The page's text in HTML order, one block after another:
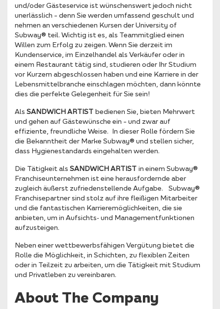
und/oder Gästeservice ist wünschenswert jedoch nicht
unerlässlich – denn Sie werden umfassend geschult und
nehmen an verschiedenen Kursen der University of
Subway® teil. Wichtig ist es, als Teammitglied einen
Willen zum Erfolg zu zeigen. Wenn Sie derzeit im
Kundenservice, im Einzelhandel als Verkäufer oder in
einem Restaurant tätig sind, studieren oder Ihr Studium
vor Kurzem abgeschlossen haben und eine Karriere in der
Lebensmittelbranche einschlagen möchten, dann könnte
dies die perfekte Gelegenheit für Sie sein!
Als SANDWICH ARTIST bedienen Sie, bieten Mehrwert
und gehen auf Gästewünsche ein – und zwar auf
effiziente, freundliche Weise. In dieser Rolle fördern Sie
die Bekanntheit der Marke Subway® und stellen sicher,
dass Hygienestandards eingehalten werden.
Die Tätigkeit als SANDWICH ARTIST in einem Subway®
Franchiseunternehmen ist eine herausfordernde aber
zugleich äußerst zufriedenstellende Aufgabe. Subway®
Franchisepartner sind stolz auf ihre fleißigen Mitarbeiter
und die fantastischen Karrieremöglichkeiten, die sie
anbieten, um in Aufsichts- und Managementfunktionen
aufzusteigen.
Neben einer wettbewerbsfähigen Vergütung bietet die
Rolle die Möglichkeit, in Schichten, zu flexiblen Zeiten
oder in Teilzeit zu arbeiten, um die Tätigkeit mit Studium
und Privatleben zu vereinbaren.
About The Company